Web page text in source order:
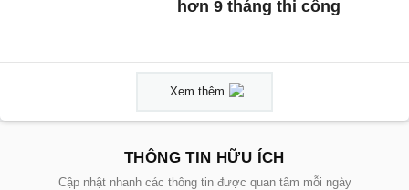
hơn 9 tháng thi công
Xem thêm
THÔNG TIN HỮU ÍCH
Cập nhật nhanh các thông tin được quan tâm mỗi ngày